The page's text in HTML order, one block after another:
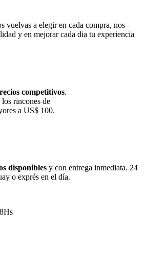
vuelvas a elegir en cada compra, nos
y en mejorar cada dia tu experiencia
competitivos.
rincones de
a US$ 100.
disponibles y con entrega inmediata. 24
o exprés en el día.